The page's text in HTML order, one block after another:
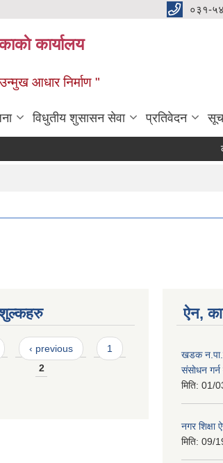
०३१-
कार्यालय
आधार निर्माण "
विधुतीय शुसासन सेवा प्रतिवेदन
‹ previous
1
2
ऐन,
खडक
संसाेधन
मिति: 01/
नगर शिक्षा
मिति: 09/